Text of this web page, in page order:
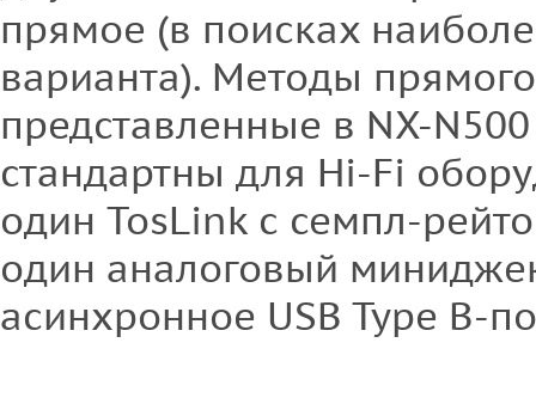
прямое (в поисках
варианта). Методы
представленные в NX-
стандартны для Hi-Fi
один TosLink с семпл-
один аналоговый
асинхронное USB Type B-